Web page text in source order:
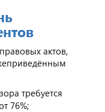
актов,
требуется
76%;